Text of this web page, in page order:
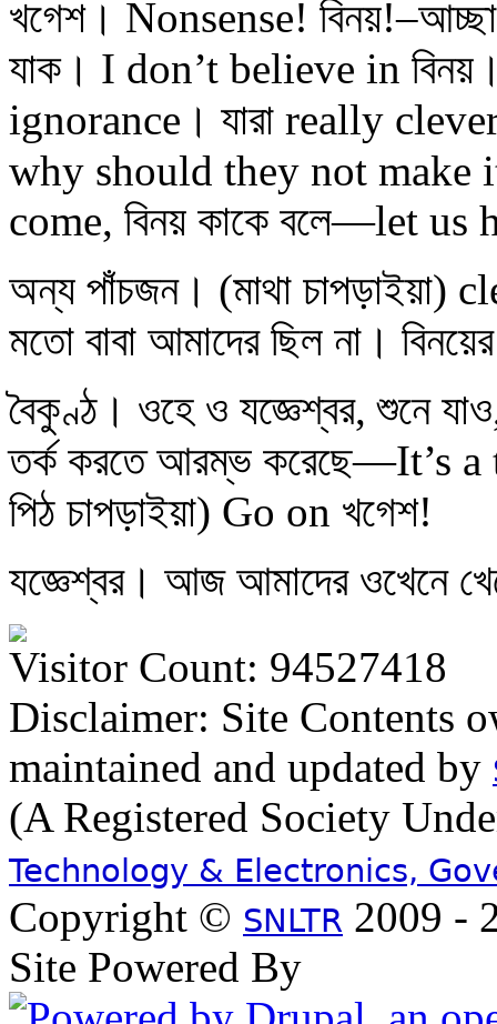
খগেশ। Nonsense!
যাক। I don’t believe in
ignorance। যারা really
why should they not make
come, বিনয় কাকে বলে—let
অন্য পাঁচজন। (মাথা চাপড়াইয়া)
মতো বাবা আমাদের ছিল না।
বৈকুণ্ঠ। ওহে ও যজ্ঞেশ্বর, শুনে
তর্ক করতে আরম্ভ করেছে—It’s
পিঠ চাপড়াইয়া) Go on খগেশ!
যজ্ঞেশ্বর। আজ আমাদের ওখেনে
Visitor Count: 94527418
Disclaimer: Site Contents
maintained and updated by
(A Registered Society
Technology & Electronics,
Copyright © SNLTR 2009 -
Site Powered By